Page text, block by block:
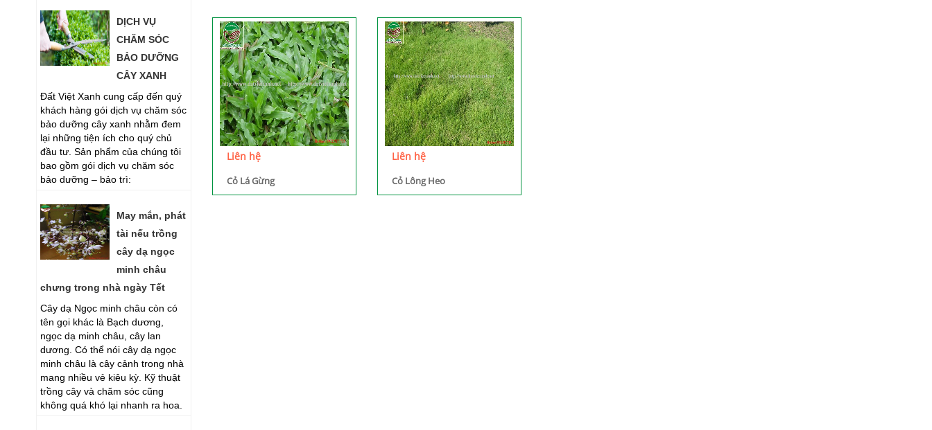
DỊCH VỤ
CHĂM SÓC
BẢO DƯỠNG
CÂY XANH
Đất Việt Xanh cung cấp đến quý
khách hàng gói dịch vụ chăm sóc
bảo dưỡng cây xanh nhằm đem
lại những tiện ích cho quý chủ
đầu tư. Sản phẩm của chúng tôi
bao gồm gói dịch vụ chăm sóc
bảo dưỡng – bảo trì:
May mắn, phát
tài nếu trồng
cây dạ ngọc
minh châu
chưng trong nhà ngày Tết
Cây dạ Ngọc minh châu còn có
tên gọi khác là Bạch dương,
ngọc dạ minh châu, cây lan
dương. Có thể nói cây dạ ngọc
minh châu là cây cảnh trong nhà
mang nhiều vẻ kiêu kỳ. Kỹ thuật
trồng cây và chăm sóc cũng
không quá khó lại nhanh ra hoa.
Liên hệ
Cỏ Lá Gừng
Liên hệ
Cỏ Lông Heo